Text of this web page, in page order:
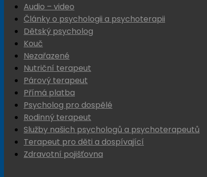
Audio – video
Články o psychologii a psychoterapii
Dětský psycholog
Kouč
Nezařazené
Nutriční terapeut
Párový terapeut
Přímá platba
Psycholog pro dospělé
Rodinný terapeut
Služby našich psychologů a psychoterapeutů
Terapeut pro děti a dospívající
Zdravotní pojišťovna